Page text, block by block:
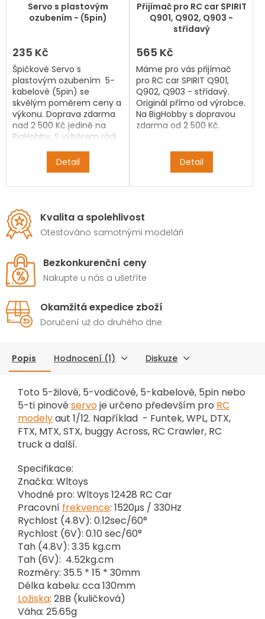
Servo s plastovým
ozubením - (5pin)
235 Kč
Detail
Špičkové Servo s
plastovým ozubením 5-
kabelové (5pin) se
skvělým poměrem ceny a
výkonu. Doprava zdarma
nad 2 500 Kč jedině na
BigHobby. S výběrem rádi
Přijímač pro RC car SPIRIT
Q901, Q902, Q903 -
střídavý
565 Kč
Detail
Máme pro vás přijímač
pro RC car SPIRIT Q901,
Q902, Q903 - střídavý.
Originál přímo od výrobce.
Na BigHobby s dopravou
zdarma od 2 500 Kč.
Kvalita a spolehlivost
Otestováno samotnými modeláři
Bezkonkurenční ceny
Nakupte u nás a ušetříte
Okamžitá expedice zboží
Doručení už do druhého dne
Popis Hodnocení (1) Diskuze
Toto 5-žilové, 5-vodičové, 5-kabelové, 5pin nebo
5-ti pinovéservoje určeno především pro RC
modelyaut 1/12. Například - Funtek, WPL, DTX,
FTX, MTX, STX, buggy Across, RC Crawler, RC
truck a další.
Specifikace:
Značka: Wltoys
Vhodné pro: Wltoys 12428 RC Car
Pracovní frekvence: 1520μs / 330Hz
Rychlost (4.8V): 0.12sec/60°
Rychlost (6V): 0.10 sec/60°
Tah (4.8V): 3.35 kg.cm
Tah (6V): 4.52kg.cm
Rozměry: 35.5 * 15 * 30mm
Délka kabelu: cca 130mm
Ložiska: 2BB (kuličková)
Váha: 25.65g